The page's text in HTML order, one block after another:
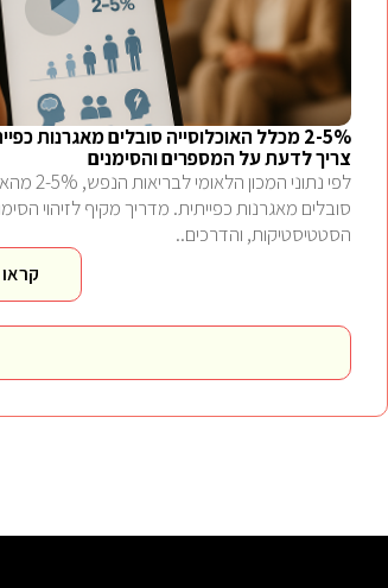
2-5% מכלל האוכלוסייה סובלים מאגרנות
צריך לדעת על המספרים והסימנים
לפי נתוני המכון
סובלים מאגרנות כפייתית. מדריך מקיף לזיהוי
הסטטיסטיקות, והדרכים..